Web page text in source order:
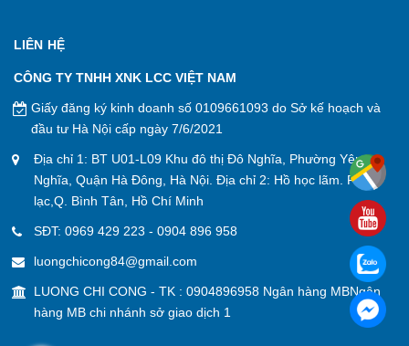
LIÊN HỆ
CÔNG TY TNHH XNK LCC VIỆT NAM
Giấy đăng ký kinh doanh số 0109661093 do Sở kế hoạch và
đầu tư Hà Nội cấp ngày 7/6/2021
Địa chỉ 1: BT U01-L09 Khu đô thị Đô Nghĩa, Phường Yên
Nghĩa, Quận Hà Đông, Hà Nội. Địa chỉ 2: Hồ học lãm. P. An
lạc,Q. Bình Tân, Hồ Chí Minh
SĐT: 0969 429 223 - 0904 896 958
luongchicong84@gmail.com
LUONG CHI CONG - TK : 0904896958 Ngân hàng MBNgân
hàng MB chi nhánh sở giao dịch 1